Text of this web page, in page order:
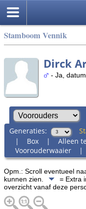
Stamboom Vennik
Dirck
- Ja,
Generaties:
| Box| Alleen
Voorouderwaaier|
Opm.: Scroll eventueel
kunnen zien.
= Extra
overzicht vanaf deze